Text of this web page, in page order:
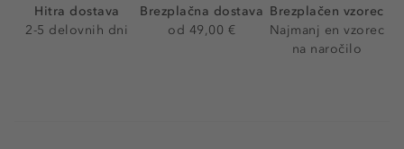
Hitra dostava
2-5 delovnih dni
Brezplačna dostava
od 49,00 €
Brezplačen vzorec
Najmanj en vzorec
na naročilo